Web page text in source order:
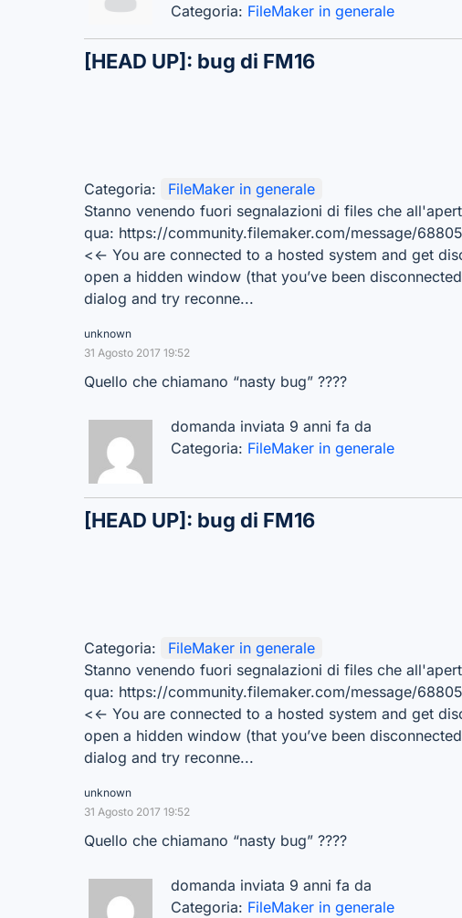
Categoria: FileMaker in generale
[HEAD UP]: bug di FM16
Categoria:
FileMaker in generale
Stanno venendo fuori segnalazioni di files che
qua: https://community.filemaker.com/message/
<<- You are connected to a hosted system and get
open a hidden window (that you’ve been
dialog and try reconne...
unknown
31 Agosto 2017 19:52
Quello che chiamano “nasty bug” ????
domanda inviata 9 anni fa da
Categoria: FileMaker in generale
[HEAD UP]: bug di FM16
Categoria:
FileMaker in generale
Stanno venendo fuori segnalazioni di files che
qua: https://community.filemaker.com/message/
<<- You are connected to a hosted system and get
open a hidden window (that you’ve been
dialog and try reconne...
unknown
31 Agosto 2017 19:52
Quello che chiamano “nasty bug” ????
domanda inviata 9 anni fa da
Categoria: FileMaker in generale